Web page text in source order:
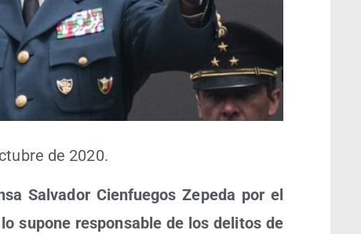
de 2020.
Sal­va­dor Cien­fue­gos Zepe­da por el
supo­ne res­pon­sa­ble de los deli­tos de